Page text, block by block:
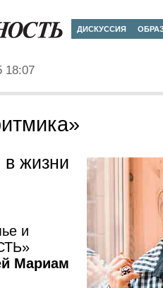
ДИСКУССИЯ
18:07
жизни
и
Мариам